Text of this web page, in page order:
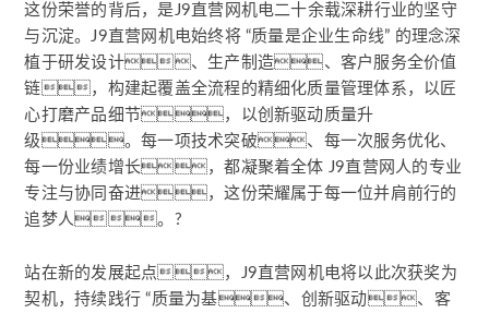
这份荣誉的背后，是J9直营网机电二十余载深耕行业的坚守
与沉淀。J9直营网机电始终将 “质量是企业生命线” 的理念深
植于研发设计、生产制造、客户服务全价值
链，构建起覆盖全流程的精细化质量管理体系，以匠
心打磨产品细节，以创新驱动质量升
级。每一项技术突破、每一次服务优化、
每一份业绩增长，都凝聚着全体 J9直营网人的专业
专注与协同奋进，这份荣耀属于每一位并肩前行的
追梦人。?
站在新的发展起点，J9直营网机电将以此次获奖为
契机，持续践行 “质量为基、创新驱动、客